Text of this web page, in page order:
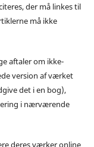
der må linkes til
må ikke
aftaler om ikke-
version af værket
det i en bog),
i nærværende
deres værker online